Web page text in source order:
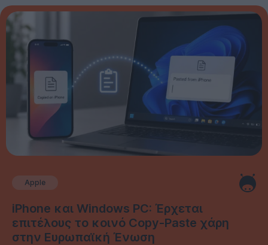
Apple
iPhone και Windows PC: Έρχεται
επιτέλους το κοινό Copy-Paste χάρη
στην Ευρωπαϊκή Ένωση